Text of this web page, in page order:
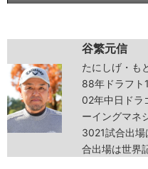
谷繁元信
たにしげ・も
88年ドラフト
02年中日ドラ
ーイングマネ
3021試合出
合出場は世界